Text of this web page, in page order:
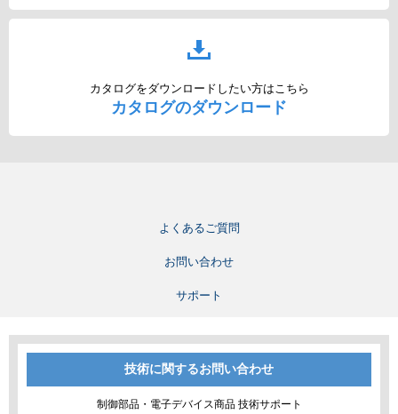
カタログをダウンロードしたい方はこちら
カタログのダウンロード
よくあるご質問
お問い合わせ
サポート
技術に関するお問い合わせ
制御部品・電子デバイス商品 技術サポート